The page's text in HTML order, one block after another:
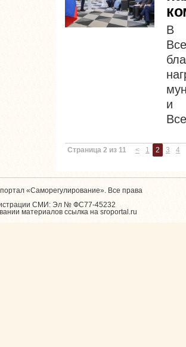
В
и
Страница 2 из 11 < 1 2 3 4
«Саморегулирование». Все права
СМИ: Эл № ФС77-45232
материалов ссылка на sroportal.ru